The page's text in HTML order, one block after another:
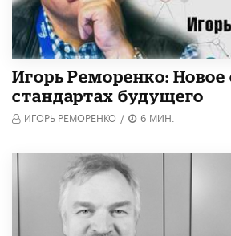
Игорь Реморенко: Новое
стандартах будущего
ИГОРЬ РЕМОРЕНКО / 6 МИН.